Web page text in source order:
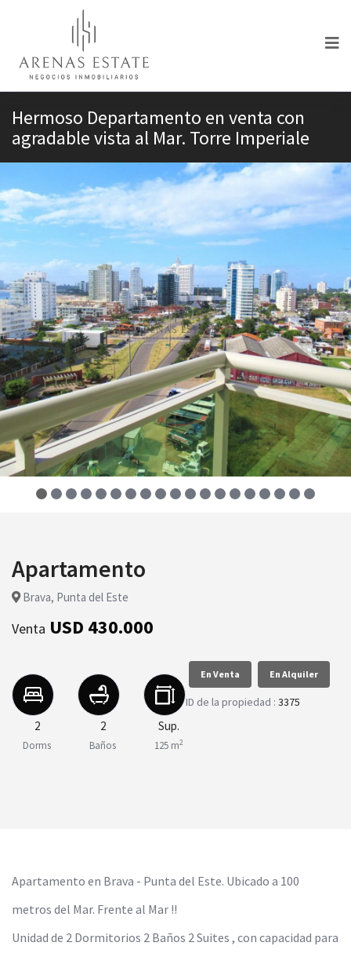
Hermoso Departamento en venta con
agradable vista al Mar. Torre Imperiale
Apartamento
Brava, Punta del Este
Venta USD 430.000
2
Dorms
2
Baños
Sup.
125 m2
En Venta En Alquiler
ID de la propiedad : 3375
Apartamento en Brava - Punta del Este. Ubicado a 100
metros del Mar. Frente al Mar !!
Unidad de 2 Dormitorios 2 Baños 2 Suites , con capacidad para